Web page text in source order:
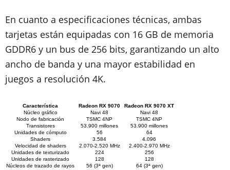
En cuanto a especificaciones técnicas, ambas
tarjetas están equipadas con 16 GB de memoria
GDDR6 y un bus de 256 bits, garantizando un alto
ancho de banda y una mayor estabilidad en
juegos a resolución 4K.
Característica Radeon RX 9070
Radeon RX 9070 XT
Núcleo gráfico
Navi 48
Navi 48
Nodo de fabricación
TSMC 4NP
TSMC 4NP
Transistores
53.900 millones
53.900 millones
Unidades de cómputo
56
64
Shaders
3.584
4.096
Velocidad de shaders
2.070-2.520 MHz
2.400-2.970 MHz
Unidades de texturizado
224
256
Unidades de rasterizado
128
128
Núcleos de trazado de rayos
56 (3ª gen)
64 (3ª gen)